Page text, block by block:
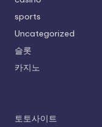
sports
Uncategorized
슬롯
카지노
토토사이트